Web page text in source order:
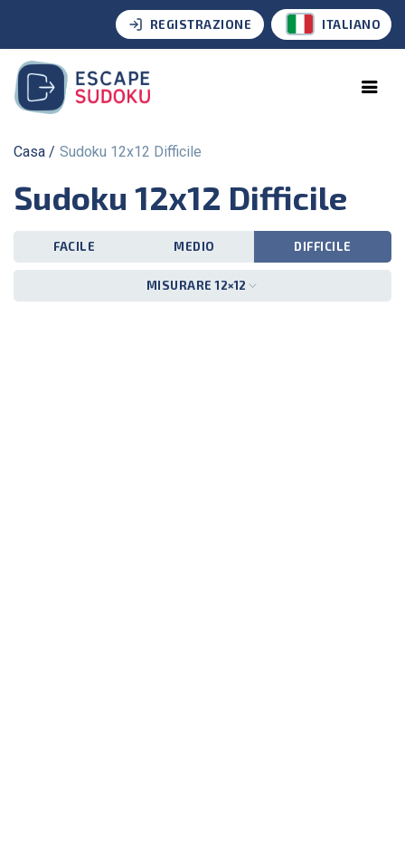
REGISTRAZIONE ITALIANO
Casa Sudoku 12x12 Difficile
Sudoku 12x12 Difficile
FACILE MEDIO DIFFICILE
MISURARE 12×12